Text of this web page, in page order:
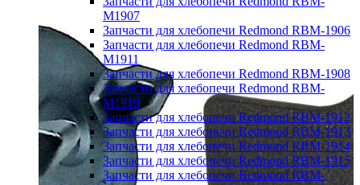
M1907
Запчасти для хлебопечи Redmond RBM-1906
Запчасти для хлебопечи Redmond RBM-
M1911
Запчасти для хлебопечи Redmond RBM-1908
Запчасти для хлебопечи Redmond RBM-
M1919
Запчасти для хлебопечи Redmond RBM-1912
Запчасти для хлебопечи Redmond RBM-1913
Запчасти для хлебопечи Redmond RBM-1914
Запчасти для хлебопечи Redmond RBM-1915
Запчасти для хлебопечи Redmond RBM-